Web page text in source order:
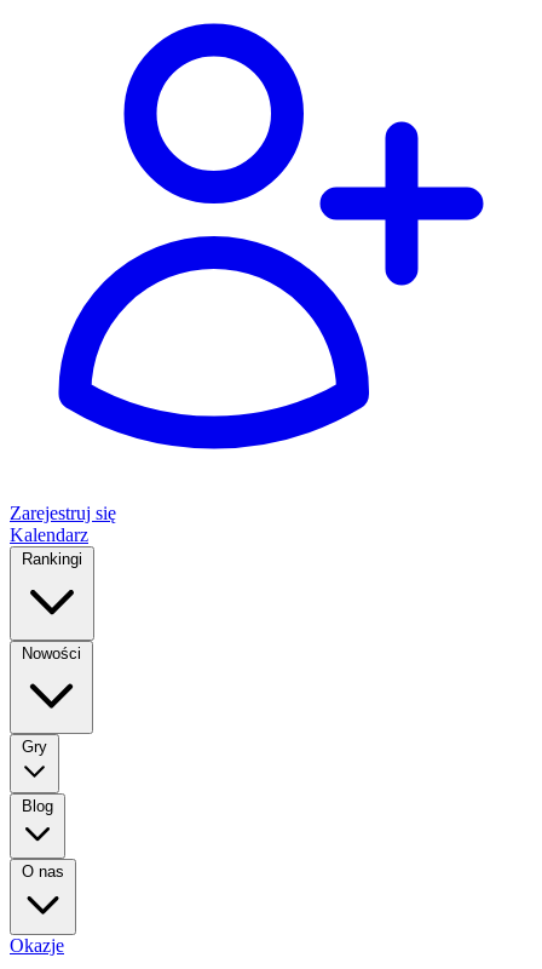
Zarejestruj się
Kalendarz
Rankingi
Nowości
Gry
Blog
O nas
Okazje